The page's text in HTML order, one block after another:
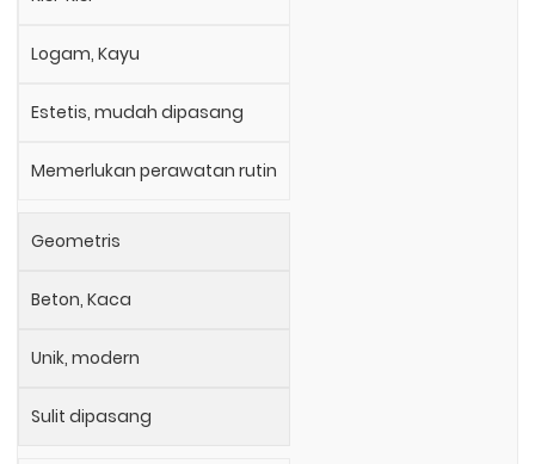
Logam, Kayu
Estetis, mudah dipasang
Memerlukan perawatan rutin
Geometris
Beton, Kaca
Unik, modern
Sulit dipasang